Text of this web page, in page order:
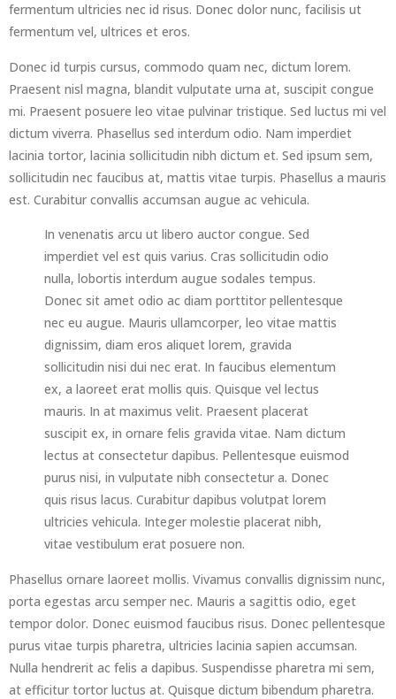
fermentum ultricies nec id risus. Donec dolor nunc, facilisis ut
fermentum vel, ultrices et eros.
Donec id turpis cursus, commodo quam nec, dictum lorem.
Praesent nisl magna, blandit vulputate urna at, suscipit congue
mi. Praesent posuere leo vitae pulvinar tristique. Sed luctus mi vel
dictum viverra. Phasellus sed interdum odio. Nam imperdiet
lacinia tortor, lacinia sollicitudin nibh dictum et. Sed ipsum sem,
sollicitudin nec faucibus at, mattis vitae turpis. Phasellus a mauris
est. Curabitur convallis accumsan augue ac vehicula.
In venenatis arcu ut libero auctor congue. Sed
imperdiet vel est quis varius. Cras sollicitudin odio
nulla, lobortis interdum augue sodales tempus.
Donec sit amet odio ac diam porttitor pellentesque
nec eu augue. Mauris ullamcorper, leo vitae mattis
dignissim, diam eros aliquet lorem, gravida
sollicitudin nisi dui nec erat. In faucibus elementum
ex, a laoreet erat mollis quis. Quisque vel lectus
mauris. In at maximus velit. Praesent placerat
suscipit ex, in ornare felis gravida vitae. Nam dictum
lectus at consectetur dapibus. Pellentesque euismod
purus nisi, in vulputate nibh consectetur a. Donec
quis risus lacus. Curabitur dapibus volutpat lorem
ultricies vehicula. Integer molestie placerat nibh,
vitae vestibulum erat posuere non.
Phasellus ornare laoreet mollis. Vivamus convallis dignissim nunc,
porta egestas arcu semper nec. Mauris a sagittis odio, eget
tempor dolor. Donec euismod faucibus risus. Donec pellentesque
purus vitae turpis pharetra, ultricies lacinia sapien accumsan.
Nulla hendrerit ac felis a dapibus. Suspendisse pharetra mi sem,
at efficitur tortor luctus at. Quisque dictum bibendum pharetra.